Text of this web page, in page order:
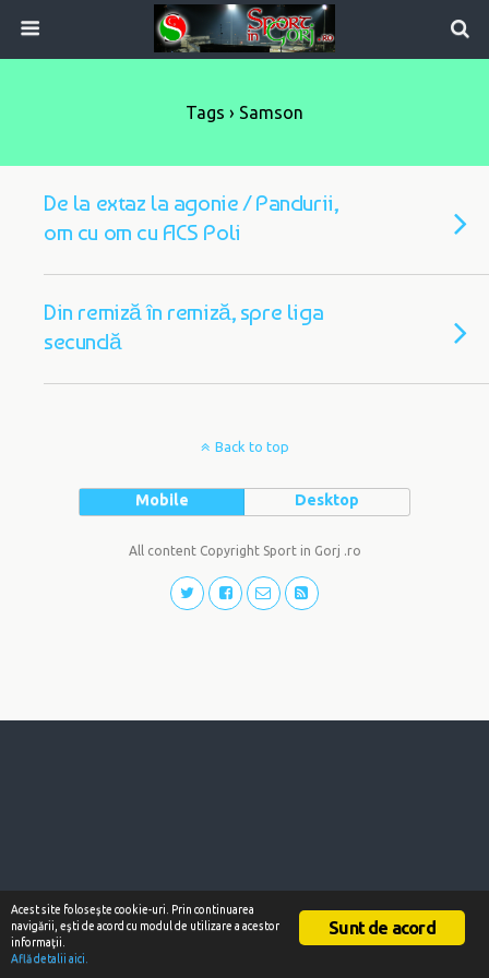
Tags › Samson
De la extaz la agonie / Pandurii,
om cu om cu ACS Poli
Din remiză în remiză, spre liga
secundă
Back to top
Mobile Desktop
All content Copyright Sport in Gorj .ro
Sunt de acord
Acest site foloseşte cookie-uri. Prin continuarea
navigării, eşti de acord cu modul de utilizare a acestor
informaţii.
Află detalii aici.